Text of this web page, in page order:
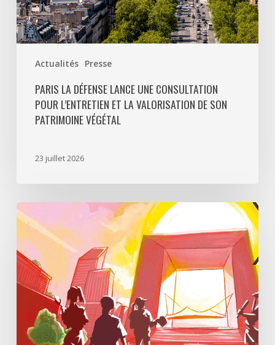
Actualités Presse
son
patrimoine
végétal
PARIS LA DÉFENSE LANCE UNE CONSULTATION
POUR L’ENTRETIEN ET LA VALORISATION DE SON
PATRIMOINE VÉGÉTAL
23 juillet 2026
Paris
La
Défense
lance
«
Disparition
Défense